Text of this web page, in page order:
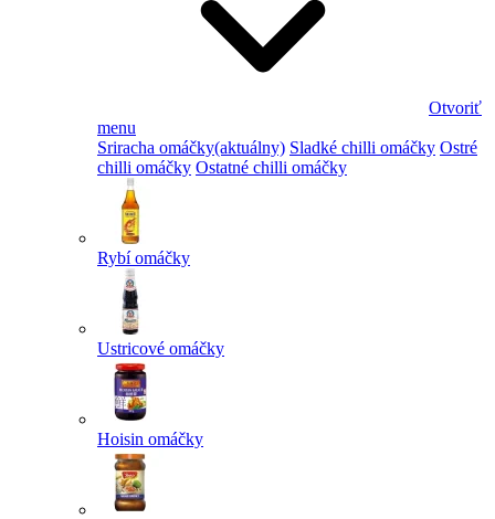
Otvoriť
menu
Sriracha omáčky(aktuálny) Sladké chilli omáčky Ostré
chilli omáčky Ostatné chilli omáčky
Rybí omáčky
Ustricové omáčky
Hoisin omáčky